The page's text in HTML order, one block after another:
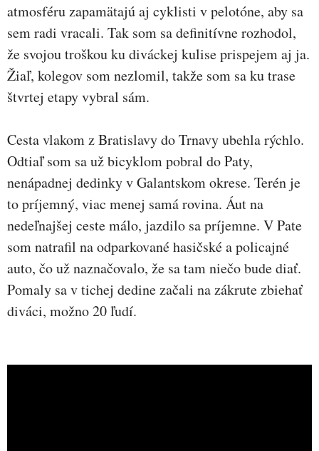
atmosféru zapamätajú aj cyklisti v pelotóne, aby sa
sem radi vracali. Tak som sa definitívne rozhodol,
že svojou troškou ku diváckej kulise prispejem aj ja.
Žiaľ, kolegov som nezlomil, takže som sa ku trase
štvrtej etapy vybral sám.
Cesta vlakom z Bratislavy do Trnavy ubehla rýchlo.
Odtiaľ som sa už bicyklom pobral do Paty,
nenápadnej dedinky v Galantskom okrese. Terén je
to príjemný, viac menej samá rovina. Áut na
nedeľnajšej ceste málo, jazdilo sa príjemne. V Pate
som natrafil na odparkované hasičské a policajné
auto, čo už naznačovalo, že sa tam niečo bude diať.
Pomaly sa v tichej dedine začali na zákrute zbiehať
diváci, možno 20 ľudí.